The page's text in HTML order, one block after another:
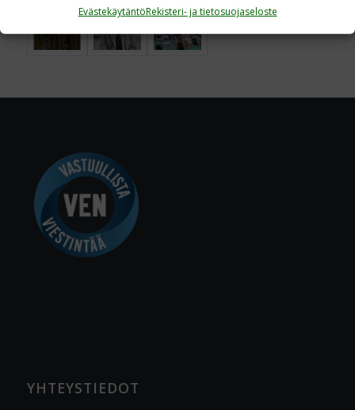
EvästekäytäntöRekisteri- ja tietosuojaseloste
YHTEYSTIEDOT